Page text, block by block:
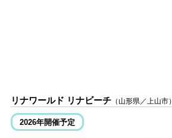
リナワールド リナビーチ（山形県／上山市）
2026年開催予定